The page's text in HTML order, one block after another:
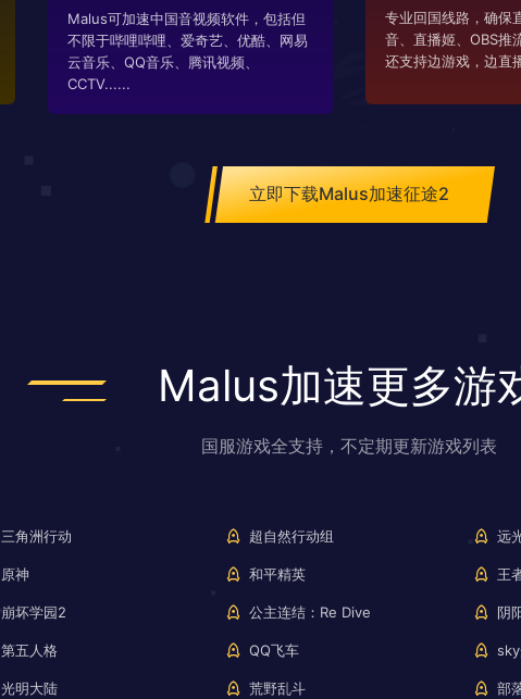
Malus可加速中国音视频软件，包括但
不限于哔哩哔哩、爱奇艺、优酷、网易
云音乐、QQ音乐、腾讯视频、
CCTV......
专业回国线路，确保
音、直播姬、OBS推
还支持边游戏，边直
立即下载Malus加速征途2
Malus加速更多游
国服游戏全支持，不定期更新游戏列表
三角洲行动 超自然行动组 远
原神 和平精英 王
崩坏学园2 公主连结：Re Dive 阴
第五人格 QQ飞车 sky
光明大陆 荒野乱斗 部